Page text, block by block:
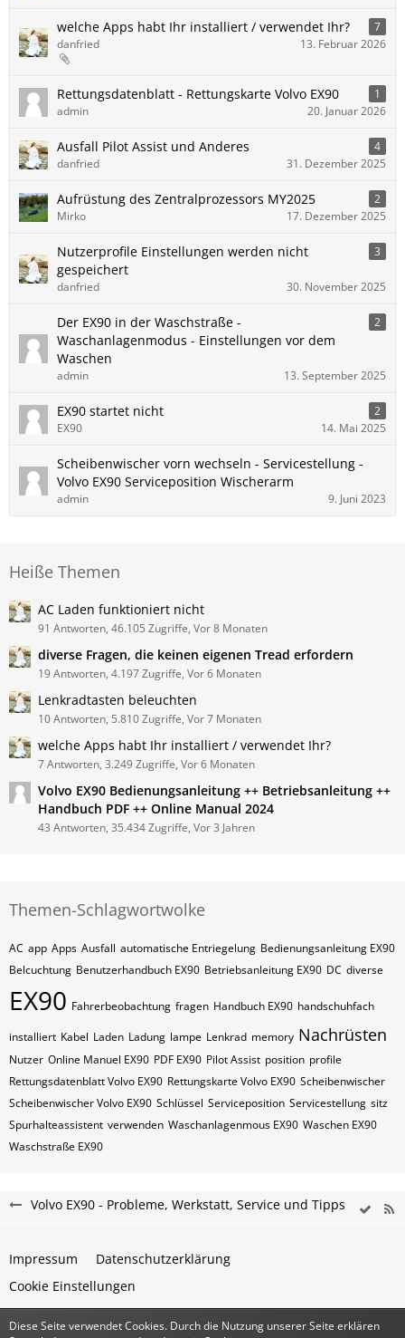
welche Apps habt Ihr installiert / verwendet Ihr?
7
danfried
13. Februar 2026
Rettungsdatenblatt - Rettungskarte Volvo EX90
1
admin
20. Januar 2026
Ausfall Pilot Assist und Anderes
4
danfried
31. Dezember 2025
Aufrüstung des Zentralprozessors MY2025
2
Mirko
17. Dezember 2025
Nutzerprofile Einstellungen werden nicht
gespeichert
3
danfried 30. November 2025
Der EX90 in der Waschstraße -
Waschanlagenmodus - Einstellungen vor dem
Waschen
2
admin 13. September 2025
EX90 startet nicht
2
EX90
14. Mai 2025
Scheibenwischer vorn wechseln - Servicestellung -
Volvo​ EX90 Serviceposition Wischerarm
admin 9. Juni 2023
Heiße Themen
AC Laden funktioniert nicht
91 Antworten, 46.105 Zugriffe, Vor 8 Monaten
diverse Fragen, die keinen eigenen Tread erfordern
19 Antworten, 4.197 Zugriffe, Vor 6 Monaten
Lenkradtasten beleuchten
10 Antworten, 5.810 Zugriffe, Vor 7 Monaten
welche Apps habt Ihr installiert / verwendet Ihr?
7 Antworten, 3.249 Zugriffe, Vor 6 Monaten
Volvo ​EX90 Bedienungsanleitung ++ Betriebsanleitung ++
Handbuch PDF ++ Online Manual 2024
43 Antworten, 35.434 Zugriffe, Vor 3 Jahren
Themen-Schlagwortwolke
AC app Apps Ausfall automatische Entriegelung Bedienungsanleitung EX90
Belcuchtung Benutzerhandbuch EX90 Betriebsanleitung EX90 DC diverse
EX90 Fahrerbeobachtung fragen Handbuch EX90 handschuhfach
installiert Kabel Laden Ladung lampe Lenkrad memory Nachrüsten
Nutzer Online Manuel EX90 PDF EX90 Pilot Assist position profile
Rettungsdatenblatt Volvo EX90 Rettungskarte Volvo EX90 Scheibenwischer
Scheibenwischer Volvo​ EX90 Schlüssel Serviceposition Servicestellung sitz
Spurhalteassistent verwenden Waschanlagenmous EX90 Waschen EX90
Waschstraße EX90
Volvo EX90 - Probleme, Werkstatt, Service und Tipps
Impressum
Datenschutzerklärung
Cookie Einstellungen
Diese Seite verwendet Cookies. Durch die Nutzung unserer Seite erklären